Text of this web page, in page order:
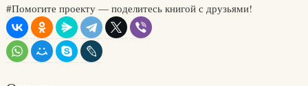
#Помогите проекту — поделитесь книгой с друзьями!